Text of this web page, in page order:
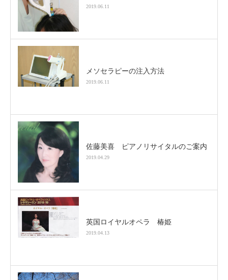
2019.06.11
メソセラピーの注入方法
2019.06.11
佐藤美喜 ピアノリサイタルのご案内
2019.04.29
英国ロイヤルオペラ 椿姫
2019.04.13